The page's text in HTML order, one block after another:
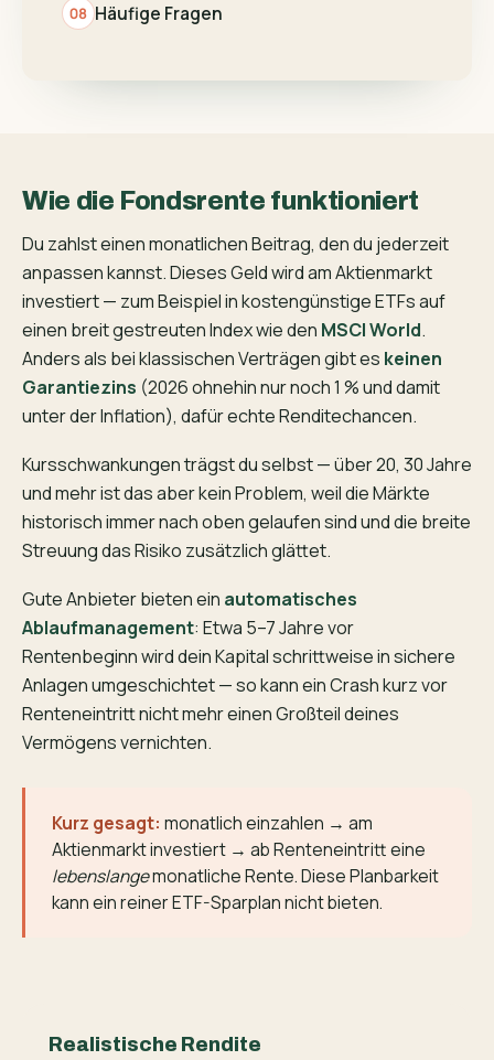
Häufige Fragen
Wie die Fondsrente funktioniert
Du zahlst einen monatlichen Beitrag, den du jederzeit
anpassen kannst. Dieses Geld wird am Aktienmarkt
investiert — zum Beispiel in kostengünstige ETFs auf
einen breit gestreuten Index wie den MSCI World.
Anders als bei klassischen Verträgen gibt es keinen
Garantiezins (2026 ohnehin nur noch 1 % und damit
unter der Inflation), dafür echte Renditechancen.
Kursschwankungen trägst du selbst — über 20, 30 Jahre
und mehr ist das aber kein Problem, weil die Märkte
historisch immer nach oben gelaufen sind und die breite
Streuung das Risiko zusätzlich glättet.
Gute Anbieter bieten ein automatisches
Ablaufmanagement: Etwa 5–7 Jahre vor
Rentenbeginn wird dein Kapital schrittweise in sichere
Anlagen umgeschichtet — so kann ein Crash kurz vor
Renteneintritt nicht mehr einen Großteil deines
Vermögens vernichten.
Kurz gesagt: monatlich einzahlen → am
Aktienmarkt investiert → ab Renteneintritt eine
lebenslangemonatliche Rente. Diese Planbarkeit
kann ein reiner ETF-Sparplan nicht bieten.
Realistische Rendite